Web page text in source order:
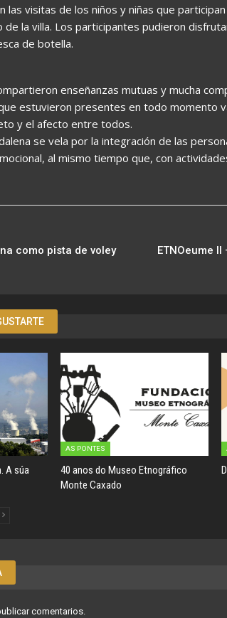
las visitas de los niños y niñas que
de la villa. Los participantes pudieron
de botella.
enseñanzas mutuas y mucha
estuvieron presentes en todo momento
y el afecto entre todos.
se vela por la integración de las
al mismo tiempo que, con
como pista de voley
ETNOeume
A súa
AS PONTES
40 anos do Museo Etnográfico
Monte Caxado
comentarios.